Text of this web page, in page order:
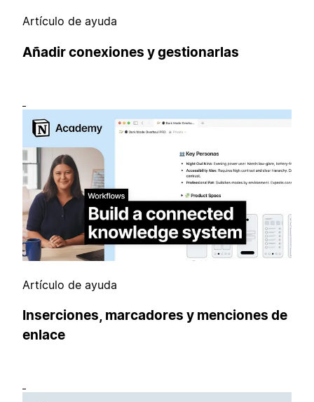
Artículo de ayuda
Añadir conexiones y gestionarlas
Artículo de ayuda
Inserciones, marcadores y menciones de
enlace